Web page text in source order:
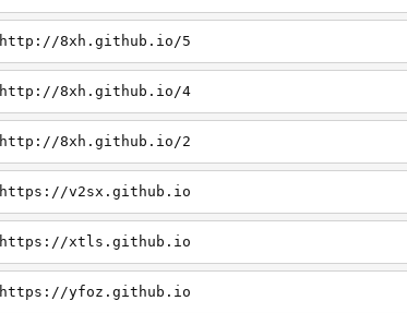
http://8xh.github.io/5
http://8xh.github.io/4
http://8xh.github.io/2
https://v2sx.github.io
https://xtls.github.io
https://yfoz.github.io